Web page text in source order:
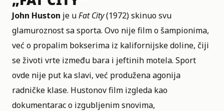
John Huston je uFat City(1972) skinuo svu
glamuroznost sa sporta. Ovo nije film o šampionima,
već o propalim bokserima iz kalifornijske doline, čiji
se životi vrte između bara i jeftinih motela. Sport
ovde nije put ka slavi, već produžena agonija
radničke klase. Hustonov film izgleda kao
dokumentarac o izgubljenim snovima,